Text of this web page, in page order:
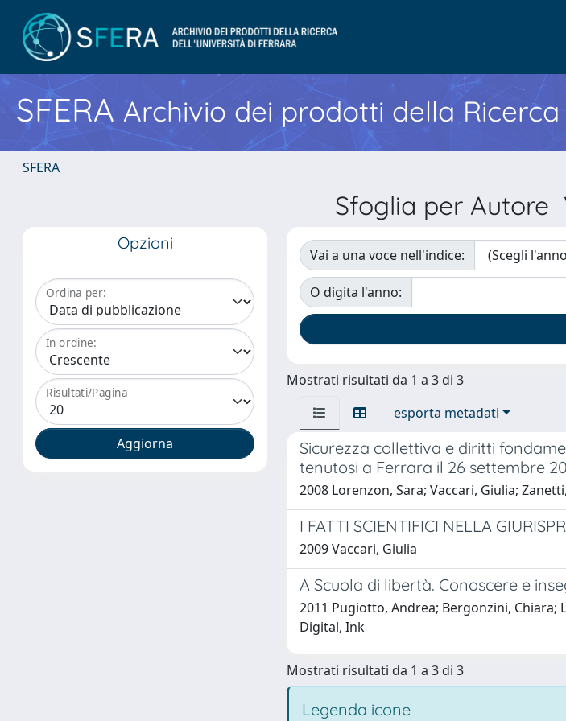
SFERA Archivio dei prodotti della
SFERA
Sfoglia per Autore
Opzioni
Ordina per:
In ordine:
Risultati/Pagina
Vai a una voce nell'indice:
O digita l'anno:
Mostrati risultati da 1 a 3 di 3
esporta metadati
Sicurezza collettiva e diritti
tenutosi a Ferrara il 26 settembre
2008 Lorenzon, Sara; Vaccari, Giulia;
I FATTI SCIENTIFICI NELLA
2009 Vaccari, Giulia
A Scuola di libertà. Conoscere e
2011 Pugiotto, Andrea; Bergonzini, Chiara;
Digital, Ink
Mostrati risultati da 1 a 3 di 3
Legenda icone